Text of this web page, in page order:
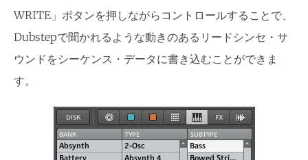
WRITE」ボタンを押しながらコントロールすることで、
Dubstepで聞かれるような動きのあるリードシンセ・サ
ウンドをシーケンス・データに書き込むことができま
す。